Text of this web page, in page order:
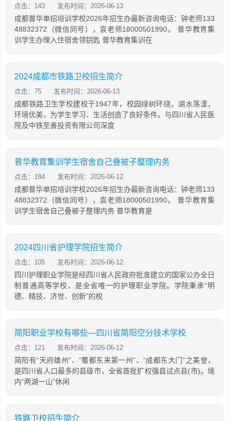
点击：143 发布时间：2026-06-13
成都普华单招培训学校2026年招生办最新咨询电话：钟老师133
48832372（微信同号），袁老师18000501990。 普华教育集
训学生办理入住宿舍领钥匙 普华教育集训在
2024成都市铁路卫校招生简介
点击：75 发布时间：2026-06-13
成都铁路卫生学校建校于1947年，校园绿树环绕，湖水荡漾，
环境优美，为学生学习、生活创造了良好条件。与四川省人民医
院及中铁至善投资有限公司深度
普华教育集训学生宿舍自己叠被子整理内务
点击：184 发布时间：2026-06-12
成都普华单招培训学校2026年招生办最新咨询电话：钟老师133
48832372（微信同号），袁老师18000501990。 普华教育集
训学生宿舍自己叠被子整理内务 普华教育是
2024四川省护理学院招生简介
点击：105 发布时间：2026-06-12
四川护理职业学院是经四川省人民政府批准建立的国家公办全日
制普通高等学校，是全省唯一的护理职业学院。学院秉承“明
德、精技、济世、创新”的校
简阳职业学校有哪些—四川省简阳空分技术学校
点击：121 发布时间：2026-06-12
简阳有“天府雄州”、“蜀都东来第一州”、“成都东大门”之美誉，
是四川省人口最多的县级市，全省首批扩权强县试点县(市)。境
内“两湖一山”休闲
铁路卫校招生简介